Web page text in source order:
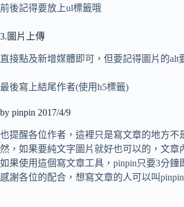
前後記得要放上ul標籤哦
3.圖片上傳
直接點及新增媒體即可，但要記得圖片的
最後寫上結尾作者(使用h5標籤)
by pinpin 2017/4/9
也提醒各位作者，這裡只是寫文章的地方不
然，如果要純文字圖片就好也可以的，文章
如果使用這個寫文章工具，pinpin只要3分
感謝各位的配合，想寫文章的人可以叫